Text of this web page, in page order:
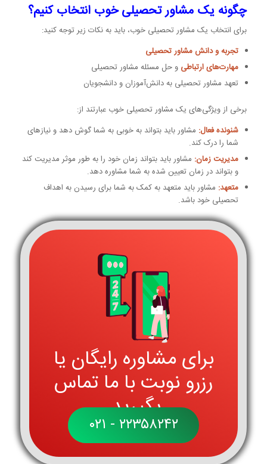
چگونه یک مشاور تحصیلی خوب انتخاب کنیم؟
برای انتخاب یک مشاور تحصیلی خوب، باید به نکات زیر توجه کنید:
تجربه و دانش مشاور تحصیلی
مهارت‌های ارتباطی و حل مسئله مشاور تحصیلی
تعهد مشاور تحصیلی به دانش‌آموزان و دانشجویان
برخی از ویژگی‌های یک مشاور تحصیلی خوب عبارتند از:
شنونده فعال: مشاور باید بتواند به خوبی به شما گوش دهد و نیازهای
شما را درک کند.
مدیریت زمان: مشاور باید بتواند زمان خود را به طور موثر مدیریت کند
و بتواند در زمان تعیین شده به شما مشاوره دهد.
متعهد: مشاور باید متعهد به کمک به شما برای رسیدن به اهداف
تحصیلی خود باشد.
برای مشاوره رایگان یا
رزرو نوبت با ما تماس
بگیرید.
۲۲۳۵۸۲۴۲ - ۰۲۱